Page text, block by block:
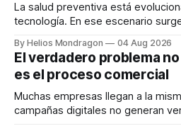
La salud preventiva está
tecnología. En ese escenario
dispositivos inteligentes,
en tiempo real para ayudar a las
decisiones sobre su salud
responder
By Helios Mondragon 04 Aug 2026
El verdadero problema
es el proceso comercial
Muchas empresas llegan a la
campañas digitales no generan